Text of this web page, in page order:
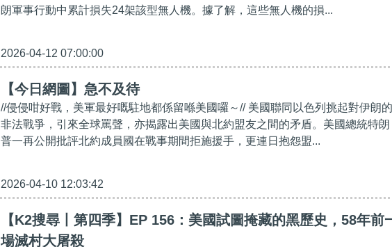
朗軍事行動中累計損失24架該型無人機。據了解，這些無人機的損...
2026-04-12 07:00:00
【今日網圖】急不及待
//侵侵咁好戰，美軍最好嘅駐地都係留喺美國囉～// 美國聯同以色列挑起對伊朗的
非法戰爭，引來全球罵聲，亦揭露出美國與北約盟友之間的矛盾。美國總統特朗
普一再公開批評北約成員國在戰事期間拒施援手，更連日抱怨盟...
2026-04-10 12:03:42
【K2搜尋丨第四季】EP 156：美國試圖掩藏的黑歷史，58年前
場滅村大屠殺